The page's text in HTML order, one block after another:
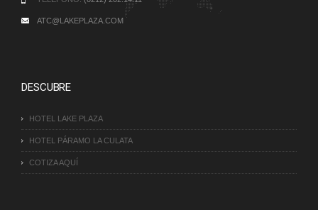
ATC@LAKEPLAZA.COM
DESCUBRE
HOTEL LAKE PLAZA
HOTEL PÁRAMO LA CULATA
COTIZA AQUÍ